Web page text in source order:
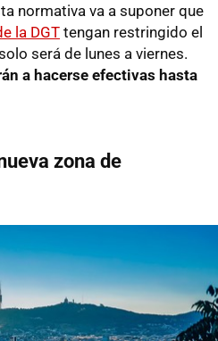
normativa va a suponer que
la DGT tengan restringido el
será de lunes a viernes.
a hacerse efectivas hasta
zona de